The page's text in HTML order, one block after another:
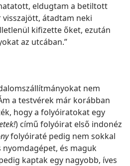
eldugtam a betiltott
átadtam neki
kifizette őket, ezután
az utcában.”
nem
a testvérek már korábban
hogy a folyóiratokat egy
) című folyóirat első indonéz
folyóiraté pedig nem sokkal
nyomdagépet, és maguk
kaptak egy nagyobb, íves